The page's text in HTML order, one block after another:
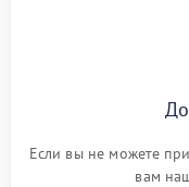
Если вы не можете
вам